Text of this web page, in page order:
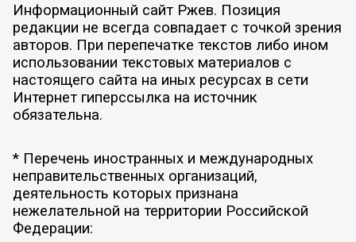
Информационный сайт Ржев. Позиция
редакции не всегда совпадает с точкой зрения
авторов. При перепечатке текстов либо ином
использовании текстовых материалов с
настоящего сайта на иных ресурсах в сети
Интернет гиперссылка на источник
обязательна.
* Перечень иностранных и международных
неправительственных организаций,
деятельность которых признана
нежелательной на территории Российской
Федерации: